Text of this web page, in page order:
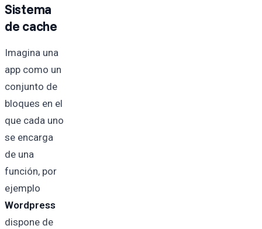
Sistema
de cache
Imagina una
app como un
conjunto de
bloques en el
que cada uno
se encarga
de una
función, por
ejemplo
Wordpress
dispone de